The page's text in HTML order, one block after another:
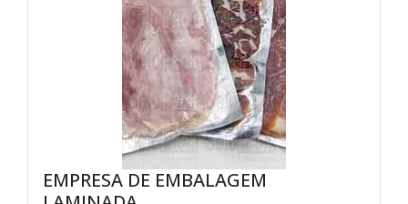
EMPRESA DE EMBALAGEM